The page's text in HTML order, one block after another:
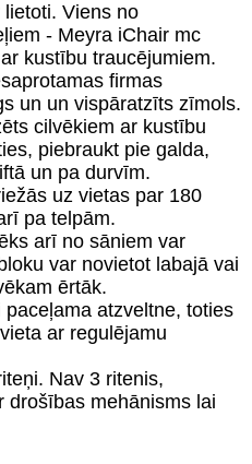
Viens no
- Meyra iChair mc
kustību traucējumiem.
firmas
un un vispāratzīts zīmols.
cilvēkiem ar kustību
piebraukt pie galda,
un pa durvīm.
uz vietas par 180
pa telpām.
arī no sāniem var
var novietot labajā vai
ērtāk.
atzveltne, toties
ar regulējamu
Nav 3 ritenis,
drošības mehānisms lai